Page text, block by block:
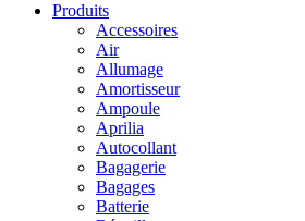
Produits
Accessoires
Air
Allumage
Amortisseur
Ampoule
Aprilia
Autocollant
Bagagerie
Bagages
Batterie